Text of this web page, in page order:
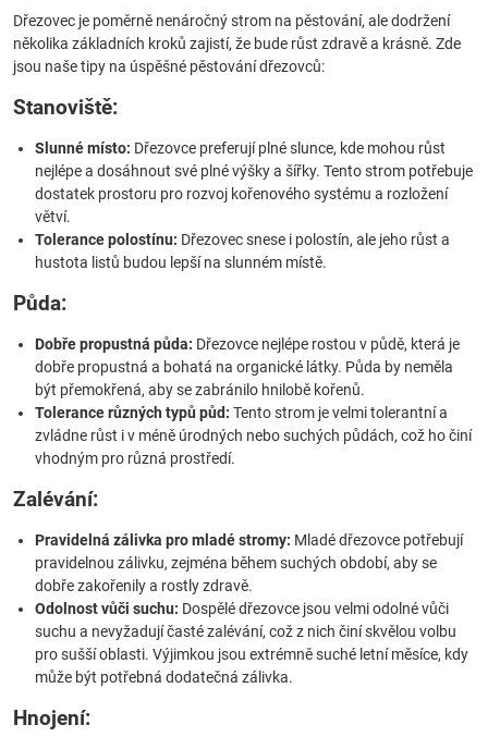
Dřezovec je poměrně nenáročný strom na pěstování, ale dodržení
několika základních kroků zajistí, že bude růst zdravě a krásně. Zde
jsou naše tipy na úspěšné pěstování dřezovců:
Stanoviště:
Slunné místo: Dřezovce preferují plné slunce, kde mohou růst
nejlépe a dosáhnout své plné výšky a šířky. Tento strom potřebuje
dostatek prostoru pro rozvoj kořenového systému a rozložení
větví.
Tolerance polostínu: Dřezovec snese i polostín, ale jeho růst a
hustota listů budou lepší na slunném místě.
Půda:
Dobře propustná půda: Dřezovce nejlépe rostou v půdě, která je
dobře propustná a bohatá na organické látky. Půda by neměla
být přemokřená, aby se zabránilo hnilobě kořenů.
Tolerance různých typů půd: Tento strom je velmi tolerantní a
zvládne růst i v méně úrodných nebo suchých půdách, což ho činí
vhodným pro různá prostředí.
Zalévání:
Pravidelná zálivka pro mladé stromy: Mladé dřezovce potřebují
pravidelnou zálivku, zejména během suchých období, aby se
dobře zakořenily a rostly zdravě.
Odolnost vůči suchu: Dospělé dřezovce jsou velmi odolné vůči
suchu a nevyžadují časté zalévání, což z nich činí skvělou volbu
pro sušší oblasti. Výjimkou jsou extrémně suché letní měsíce, kdy
může být potřebná dodatečná zálivka.
Hnojení: